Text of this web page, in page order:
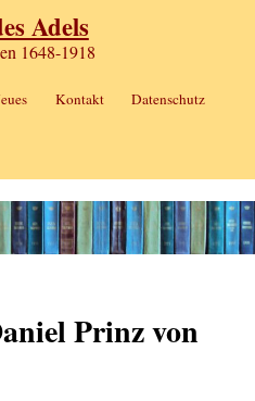
Adels
1648-1918
Kontakt Datenschutz
Prinz von